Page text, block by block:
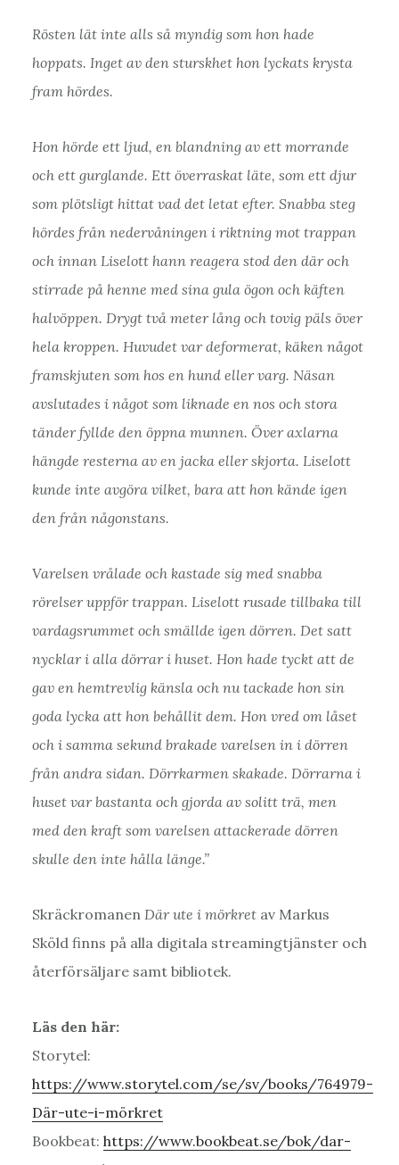
Rösten lät inte alls så myndig som hon hade
hoppats. Inget av den sturskhet hon lyckats krysta
fram hördes.
Hon hörde ett ljud, en blandning av ett morrande
och ett gurglande. Ett överraskat läte, som ett djur
som plötsligt hittat vad det letat efter. Snabba steg
hördes från nedervåningen i riktning mot trappan
och innan Liselott hann reagera stod den där och
stirrade på henne med sina gula ögon och käften
halvöppen. Drygt två meter lång och tovig päls över
hela kroppen. Huvudet var deformerat, käken något
framskjuten som hos en hund eller varg. Näsan
avslutades i något som liknade en nos och stora
tänder fyllde den öppna munnen. Över axlarna
hängde resterna av en jacka eller skjorta. Liselott
kunde inte avgöra vilket, bara att hon kände igen
den från någonstans.
Varelsen vrålade och kastade sig med snabba
rörelser uppför trappan. Liselott rusade tillbaka till
vardagsrummet och smällde igen dörren. Det satt
nycklar i alla dörrar i huset. Hon hade tyckt att de
gav en hemtrevlig känsla och nu tackade hon sin
goda lycka att hon behållit dem. Hon vred om låset
och i samma sekund brakade varelsen in i dörren
från andra sidan. Dörrkarmen skakade. Dörrarna i
huset var bastanta och gjorda av solitt trä, men
med den kraft som varelsen attackerade dörren
skulle den inte hålla länge.”
Skräckromanen Där ute i mörkretav Markus
Sköld finns på alla digitala streamingtjänster och
återförsäljare samt bibliotek.
Läs den här:
Storytel:
https://www.storytel.com/se/sv/books/764979-
Där-ute-i-mörkret
Bookbeat: https://www.bookbeat.se/bok/dar-